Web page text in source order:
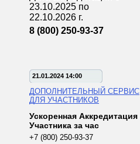
23.10.2025 по
22.10.2026 г.
8 (800) 250-93-37
21.01.2024 14:00
ДОПОЛНИТЕЛЬНЫЙ СЕРВИС
ДЛЯ УЧАСТНИКОВ
Ускоренная Аккредитация
Участника за час
+7 (800) 250-93-37